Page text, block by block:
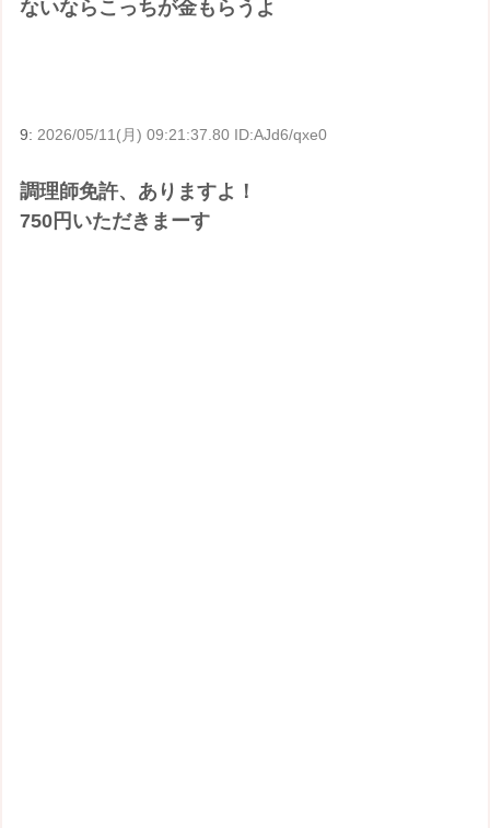
ないならこっちが金もらうよ
9:2026/05/11(月) 09:21:37.80 ID:AJd6/qxe0
調理師免許、ありますよ！
750円いただきまーす